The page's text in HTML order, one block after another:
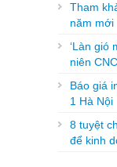
Tham
năm mới
‘Làn gió
niên
Báo giá
1 Hà Nội
8 tuyệt
để kinh